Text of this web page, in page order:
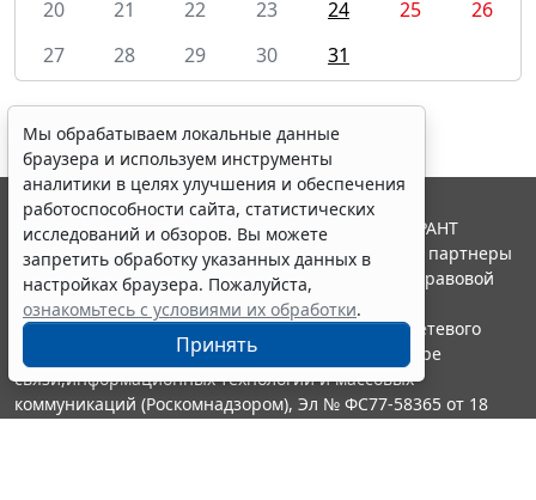
20
21 22 23 24 25
26
27
28 29 30 31
Мы обрабатываем локальные данные
браузера и используем инструменты
аналитики в целях улучшения и обеспечения
работоспособности сайта, статистических
исследований и обзоров. Вы можете
запретить обработку указанных данных в
настройках браузера. Пожалуйста,
ознакомьтесь с условиями их обработки.
Принять
© ООО "НПП "ГАРАНТ-СЕРВИС", 2026. Система ГАРАНТ
выпускается с 1990 года. Компания "Гарант" и ее партнеры
являются участниками Российской ассоциации правовой
информации ГАРАНТ.
Портал ГАРАНТ.РУ зарегистрирован в качестве сетевого
издания Федеральной службой по надзору в сфере
связи,информационных технологий и массовых
коммуникаций (Роскомнадзором), Эл № ФС77-58365 от 18